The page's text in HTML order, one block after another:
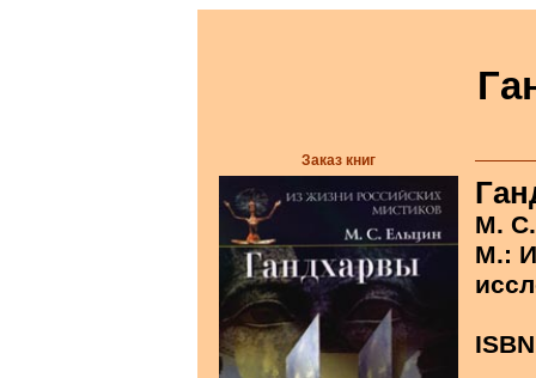
Заказ книг
М.
М.: